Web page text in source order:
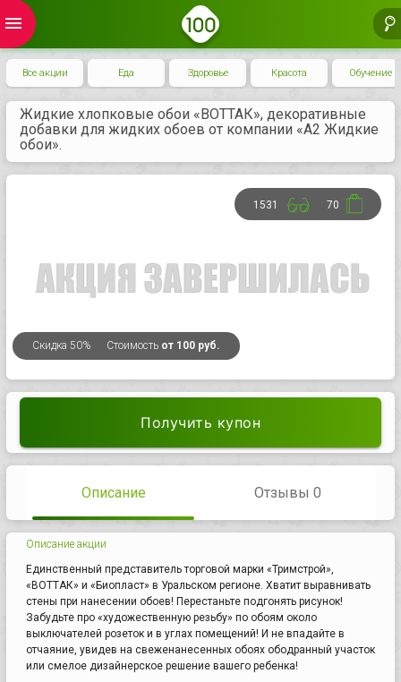
menu
Все акции Еда Здоровье Красота Обучение
Жидкие хлопковые обои «ВОТТАК», декоративные
добавки для жидких обоев от компании «А2 Жидкие
обои».
Скидка 50% Стоимость от 100 руб.
1531 70
Получить купон
Описание Отзывы 0
Описание акции
Единственный представитель торговой марки «Тримстрой»,
«ВОТТАК» и «Биопласт» в Уральском регионе. Хватит выравнивать
стены при нанесении обоев! Перестаньте подгонять рисунок!
Забудьте про «художественную резьбу» по обоям около
выключателей розеток и в углах помещений! И не впадайте в
отчаяние, увидев на свеженанесенных обоях ободранный участок
или смелое дизайнерское решение вашего ребенка!